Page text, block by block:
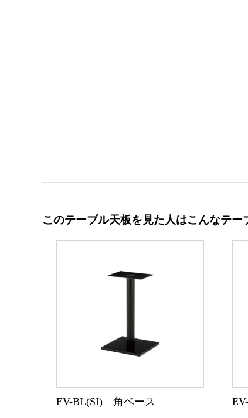
このテーブル天板を見た人はこんなテー
EV-BL(SI) 角ベース